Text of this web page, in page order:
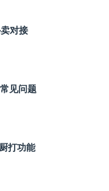
对接
见问题
打功能